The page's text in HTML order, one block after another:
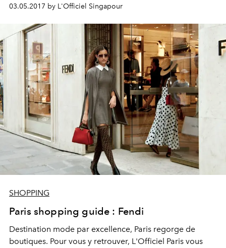
03.05.2017 by L'Officiel Singapour
SHOPPING
Paris shopping guide : Fendi
Destination mode par excellence, Paris regorge de
boutiques. Pour vous y retrouver, L'Officiel Paris vous